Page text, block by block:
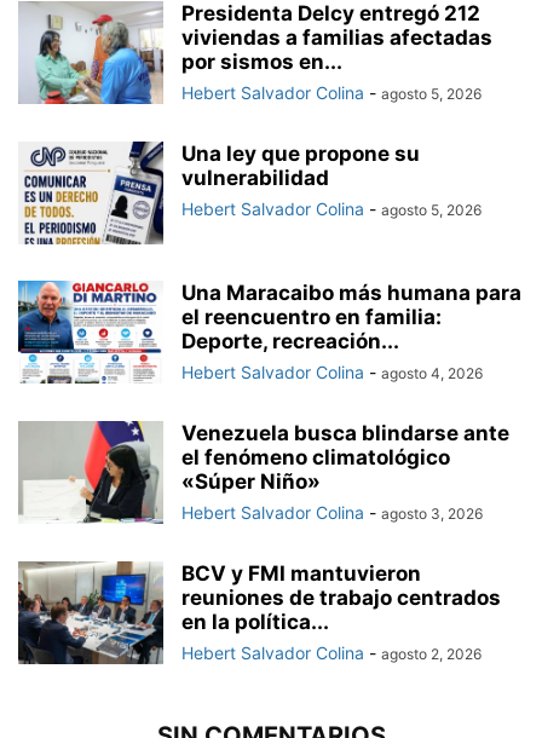
Presidenta Delcy entregó 212
viviendas a familias afectadas
por sismos en...
Hebert Salvador Colina - agosto 5, 2026
Una ley que propone su
vulnerabilidad
Hebert Salvador Colina - agosto 5, 2026
Una Maracaibo más humana para
el reencuentro en familia:
Deporte, recreación...
Hebert Salvador Colina - agosto 4, 2026
Venezuela busca blindarse ante
el fenómeno climatológico
«Súper Niño»
Hebert Salvador Colina - agosto 3, 2026
BCV y FMI mantuvieron
reuniones de trabajo centrados
en la política...
Hebert Salvador Colina - agosto 2, 2026